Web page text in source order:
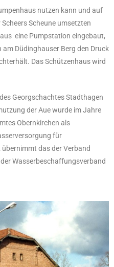
nutzen kann und auf
Scheune umsetzten
eine Pumpstation eingebaut,
am Düdinghauser Berg den Druck
Das Schützenhaus wird
Georgschachtes Stadthagen
der Aue wurde im Jahre
Obernkirchen als
für
das der Verband
Wasserbeschaffungsverband